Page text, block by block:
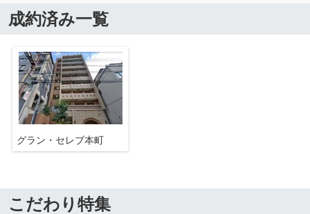
成約済み一覧
グラン・セレブ本町
こだわり特集